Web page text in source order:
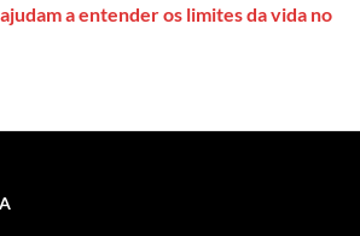
a entender os limites da vida no